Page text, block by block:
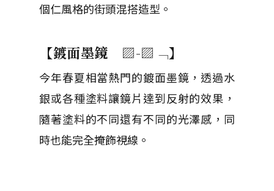
個仁風格的街頭混搭造型。
【鍍面墨鏡 ▨-▨﹁】
今年春夏相當熱門的鍍面墨鏡，透過水
銀或各種塗料讓鏡片達到反射的效果，
隨著塗料的不同還有不同的光澤感，同
時也能完全掩飾視線。